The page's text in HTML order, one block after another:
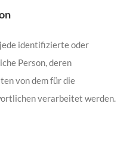
identifizierte oder
Person, deren
von dem für die
verarbeitet werden.